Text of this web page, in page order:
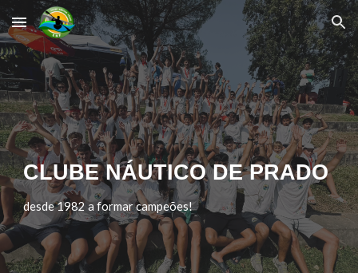
Skip to main content Skip to navigation
CLUBE NÁUTICO DE PRADO
desde 1982 a formar campeões!